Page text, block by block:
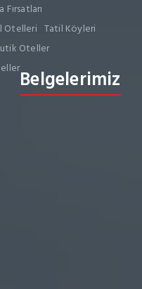
Otelleri Tatil Köyleri
Oteller
Belgelerimiz